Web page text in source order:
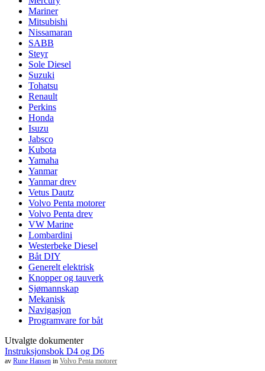
Mariner
Mitsubishi
Nissamaran
SABB
Steyr
Sole Diesel
Suzuki
Tohatsu
Renault
Perkins
Honda
Isuzu
Jabsco
Kubota
Yamaha
Yanmar
Yanmar drev
Vetus Dautz
Volvo Penta motorer
Volvo Penta drev
VW Marine
Lombardini
Westerbeke Diesel
Båt DIY
Generelt elektrisk
Knopper og tauverk
Sjømannskap
Mekanisk
Navigasjon
Programvare for båt
Utvalgte dokumenter
Instruksjonsbok D4 og D6
av Rune Hansen in Volvo Penta motorer